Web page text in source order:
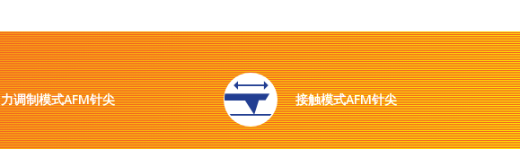
力调制模式AFM针尖 接触模式AFM针尖